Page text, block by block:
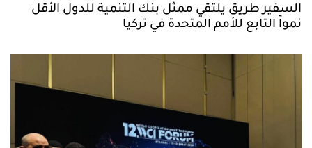
السفير طريق يلتقي ممثل بنك التنمية للدول الأقل
نمواً التابع للأمم المتحدة في تركيا